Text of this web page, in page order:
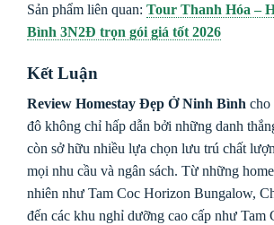
Sản phẩm liên quan: Tour Thanh Hóa –
Bình 3N2Đ trọn gói giá tốt 2026
Kết Luận
Review Homestay Đẹp Ở Ninh Bình cho
đô không chỉ hấp dẫn bởi những danh
còn sở hữu nhiều lựa chọn lưu trú chất
mọi nhu cầu và ngân sách. Từ những
nhiên như Tam Coc Horizon Bungalow,
đến các khu nghỉ dưỡng cao cấp như Tam